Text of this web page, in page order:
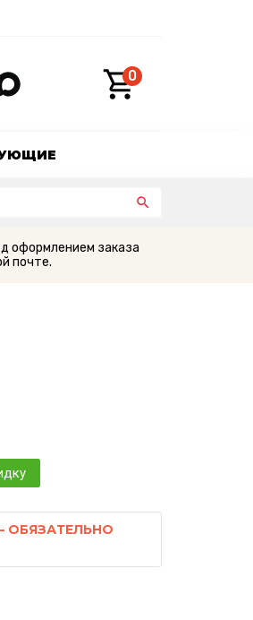
0
оформлением заказа
почте.
– ОБЯЗАТЕЛЬНО